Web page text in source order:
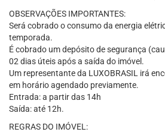
OBSERVAÇÕES IMPORTANTES:
Será cobrado o consumo da energia
temporada.
É cobrado um depósito de segurança
02 dias úteis após a saída do imóvel.
Um representante da LUXOBRASIL irá
em horário agendado previamente.
Entrada: a partir das 14h
Saída: até 12h.
REGRAS DO IMÓVEL: